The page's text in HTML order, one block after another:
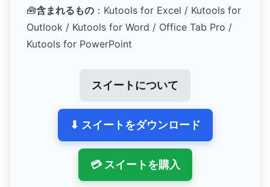
🧰含まれるもの ：Kutools for Excel / Kutools for
Outlook / Kutools for Word / Office Tab Pro /
Kutools for PowerPoint
スイートについて
⬇ スイートをダウンロード
💳 スイートを購入